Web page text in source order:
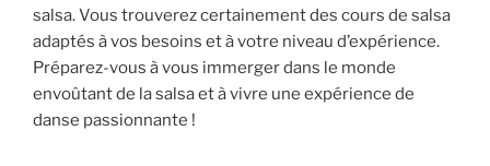
salsa. Vous trouverez certainement des cours de salsa
adaptés à vos besoins et à votre niveau d’expérience.
Préparez-vous à vous immerger dans le monde
envoûtant de la salsa et à vivre une expérience de
danse passionnante !